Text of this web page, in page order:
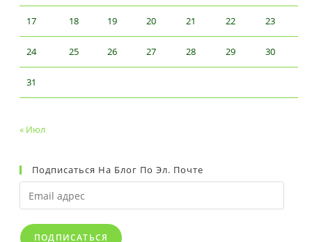
17 18 19 20 21 22 23
24 25 26 27 28 29 30
31
« Июл
Подписаться На Блог По Эл. Почте
Email
адрес
ПОДПИСАТЬСЯ